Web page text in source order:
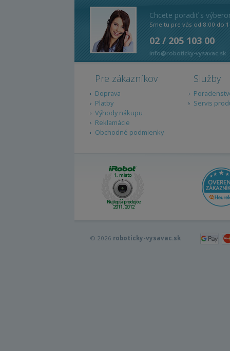
Chcete poradiť s
Sme tu pre vás od 8:00 do
02 / 205 103 00
info@roboticky-vysavac.sk
Pre zákazníkov
Doprava
Platby
Výhody nákupu
Reklamácie
Obchodné podmienky
Služby
Servis
© 2026 roboticky-vysavac.sk